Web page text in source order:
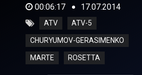
00:06:17 17.07.2014
ATV ATV-5
CHURYUMOV-GERASIMENKO
MARTE ROSETTA